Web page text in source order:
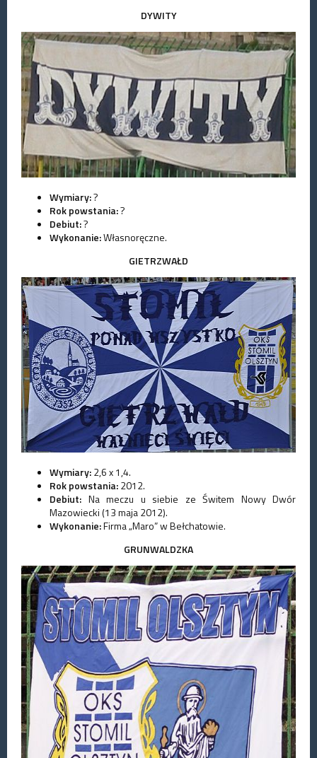
DYWITY
Wymiary:?
Rok powstania:?
Debiut:?
Wykonanie:Własnoręczne.
GIETRZWAŁD
Wymiary:2,6 x 1,4.
Rok powstania:2012.
Debiut: Na meczu u siebie ze Świtem Nowy Dwór
Mazowiecki (13 maja 2012).
Wykonanie:Firma „Maro” w Bełchatowie.
GRUNWALDZKA